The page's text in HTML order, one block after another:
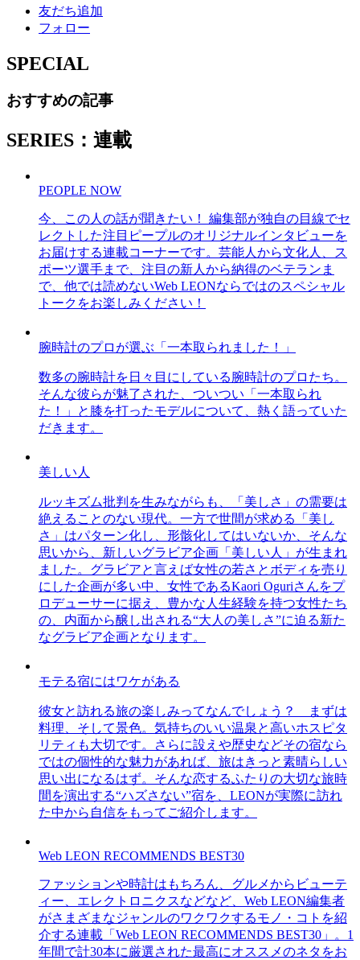
友だち追加
フォロー
SPECIAL
おすすめの記事
SERIES：連載
PEOPLE NOW
今、この人の話が聞きたい！ 編集部が独自の目線でセ
レクトした注目ピープルのオリジナルインタビューを
お届けする連載コーナーです。芸能人から文化人、ス
ポーツ選手まで、注目の新人から納得のベテランま
で、他では読めないWeb LEONならではのスペシャル
トークをお楽しみください！
腕時計のプロが選ぶ「一本取られました！」
数多の腕時計を日々目にしている腕時計のプロたち。
そんな彼らが魅了された、ついつい「一本取られ
た！」と膝を打ったモデルについて、熱く語っていた
だきます。
美しい人
ルッキズム批判を生みながらも、「美しさ」の需要は
絶えることのない現代。一方で世間が求める「美し
さ」はパターン化し、形骸化してはいないか、そんな
思いから、新しいグラビア企画「美しい人」が生まれ
ました。グラビアと言えば女性の若さとボディを売り
にした企画が多い中、女性であるKaori Oguriさんをプ
ロデューサーに据え、豊かな人生経験を持つ女性たち
の、内面から醸し出される“大人の美しさ”に迫る新た
なグラビア企画となります。
モテる宿にはワケがある
彼女と訪れる旅の楽しみってなんでしょう？ まずは
料理、そして景色。気持ちのいい温泉と高いホスピタ
リティも大切です。さらに設えや歴史などその宿なら
ではの個性的な魅力があれば、旅はきっと素晴らしい
思い出になるはず。そんな恋するふたりの大切な旅時
間を演出する“ハズさない”宿を、LEONが実際に訪れ
た中から自信をもってご紹介します。
Web LEON RECOMMENDS BEST30
ファッションや時計はもちろん、グルメからビューテ
ィー、エレクトロニクスなどなど、Web LEON編集者
がさまざまなジャンルのワクワクするモノ・コトを紹
介する連載「Web LEON RECOMMENDS BEST30」。1
年間で計30本に厳選された最高にオススメのネタをお